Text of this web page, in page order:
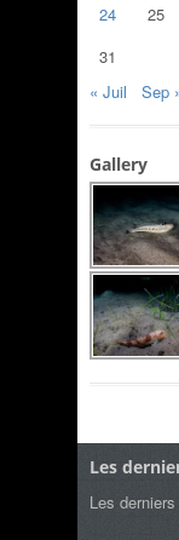
24
25
31
« Juil
Sep
Gallery
Les
Les